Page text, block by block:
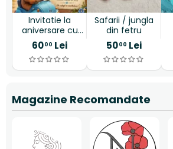
Invitatie la
aniversare cu
ursulet vesel
6000 Lei
Safarii / jungla
din fetru
5000 Lei
Magazine Recomandate